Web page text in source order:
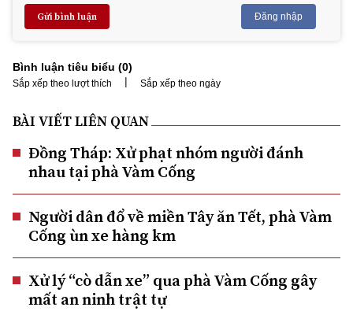
Gửi bình luận Đăng nhập
Bình luận tiêu biểu (0)
Sắp xếp theo lượt thích | Sắp xếp theo ngày
BÀI VIẾT LIÊN QUAN
Đồng Tháp: Xử phạt nhóm người đánh
nhau tại phà Vàm Cống
Người dân đổ về miền Tây ăn Tết, phà Vàm
Cống ùn xe hàng km
Xử lý “cò dẫn xe” qua phà Vàm Cống gây
mất an ninh trật tự